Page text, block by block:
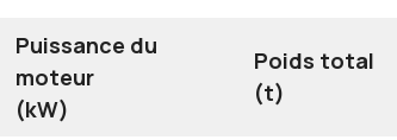
Puissance du
moteur
(kW)
Poids total
(t)